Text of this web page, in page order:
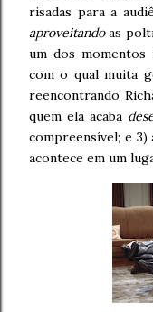
risadas para a
aproveitandoas
um dos
com o qual muita
reencontrando
quem ela acaba
compreensível; e 3)
acontece em um